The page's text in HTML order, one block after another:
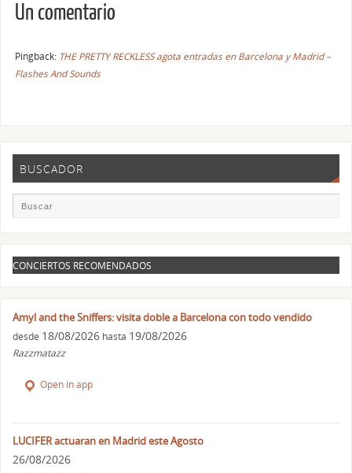
Un comentario
Pingback: THE PRETTY RECKLESS agota entradas en Barcelona y Madrid –
Flashes And Sounds
BUSCADOR
CONCIERTOS RECOMENDADOS
Amyl and the Sniffers: visita doble a Barcelona con todo vendido
desde 18/08/2026 hasta 19/08/2026
Razzmatazz
Open in app
LUCIFER actuaran en Madrid este Agosto
26/08/2026